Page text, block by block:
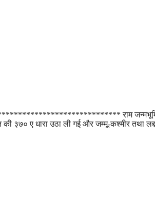
राम जन्मभूमि
३७० ए धारा उठा ली गई और जम्मू-कश्मीर तथा